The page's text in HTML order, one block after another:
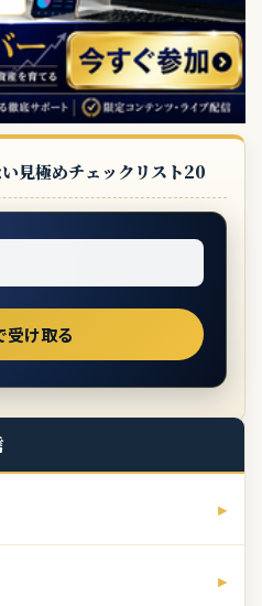
見極めチェックリスト20
▸
▸